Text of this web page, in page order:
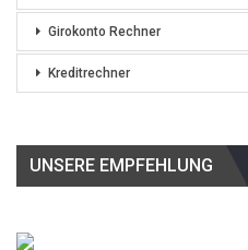
Girokonto Rechner
Kreditrechner
UNSERE EMPFEHLUNG